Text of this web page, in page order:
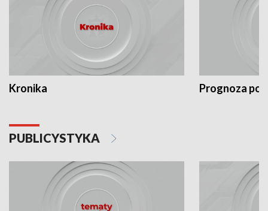
Kronika Prognoza
PUBLICYSTYKA